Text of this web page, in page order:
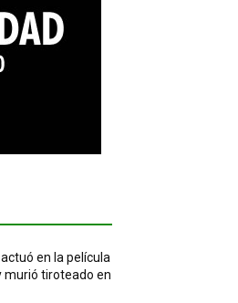
en la película
murió tiroteado en